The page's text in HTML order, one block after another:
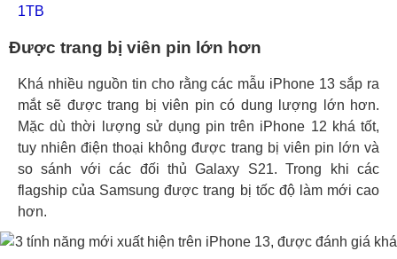
1TB
Được trang bị viên pin lớn hơn
Khá nhiều nguồn tin cho rằng các mẫu iPhone 13 sắp ra
mắt sẽ được trang bị viên pin có dung lượng lớn hơn.
Mặc dù thời lượng sử dụng pin trên iPhone 12 khá tốt,
tuy nhiên điện thoại không được trang bị viên pin lớn và
so sánh với các đối thủ Galaxy S21. Trong khi các
flagship của Samsung được trang bị tốc độ làm mới cao
hơn.